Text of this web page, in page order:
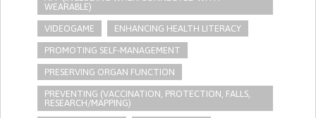
WEARABLE)
VIDEOGAME ENHANCING HEALTH LITERACY
PROMOTING SELF-MANAGEMENT
PRESERVING ORGAN FUNCTION
PREVENTING (VACCINATION, PROTECTION, FALLS,
RESEARCH/MAPPING)